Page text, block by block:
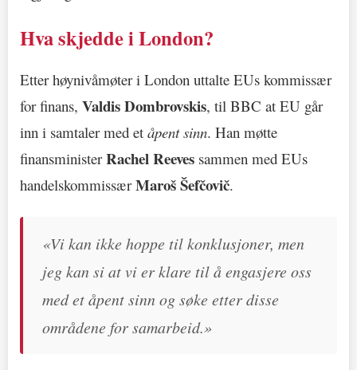
Hva skjedde i London?
Etter høynivåmøter i London uttalte EUs kommissær
for finans, Valdis Dombrovskis, til BBC at EU går
inn i samtaler med et åpent sinn. Han møtte
finansministerRachel Reeves sammen med EUs
handelskommissærMaroš Šefčovič.
«Vi kan ikke hoppe til konklusjoner, men
jeg kan si at vi er klare til å engasjere oss
med et åpent sinn og søke etter disse
områdene for samarbeid.»